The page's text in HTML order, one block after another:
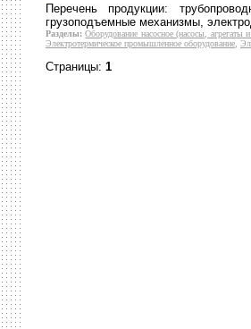
Перечень продукции:
грузоподъемные механизмы,
Разделы: Оборудование насосное (насосы, агрегаты
Электротермическое промышленное оборудование
Страницы: 1